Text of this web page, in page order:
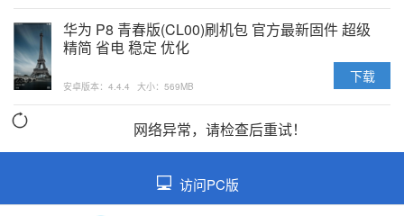
华为 P8 青春版(CL00)刷机包 官方最新固件 超级
精简 省电 稳定 优化
安卓版本：4.4.4 大小：569MB
下载
网络异常，请检查后重试！
访问PC版